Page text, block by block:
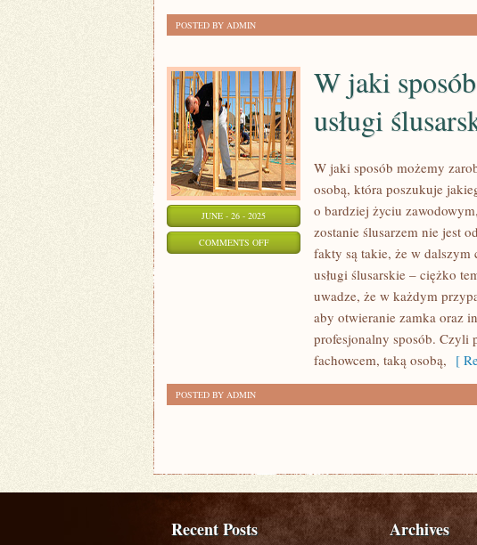
WARUNKACH
REZYDUJEMY
POSTED BY ADMIN
JUNE - 26 - 2025
COMMENTS OFFON
W jaki
usługi
W jaki sposób możemy
osobą, która poszukuje
o bardziej życiu
zostanie ślusarzem nie jest
fakty są takie, że w dalszym
usługi ślusarskie – ciężko
uwadze, że w każdym
aby otwieranie zamka oraz
profesjonalny sposób. Czyli
fachowcem, taką osobą, [
POSTED BY ADMIN
Recent Posts Archives